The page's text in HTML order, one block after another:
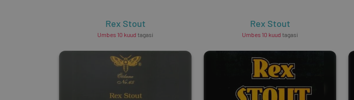
Rex Stout
Umbes 10 kuud tagasi
Rex Stout
Umbes 10 kuud tagasi